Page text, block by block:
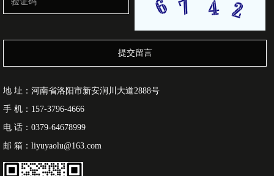
提交留言
地 址：河南省洛阳市新安涧川大道2888号
手 机：157-3796-4666
电 话：0379-64678999
邮 箱：liyuyaolu@163.com